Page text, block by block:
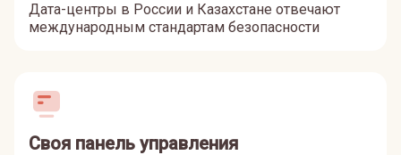
Дата-центры в России и Казахстане отвечают
международным стандартам безопасности
Своя панель управления